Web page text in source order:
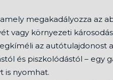
megakadályozza az
vagy környezeti
az autótulajdonost
és piszkolódástól – egy
is nyomhat.